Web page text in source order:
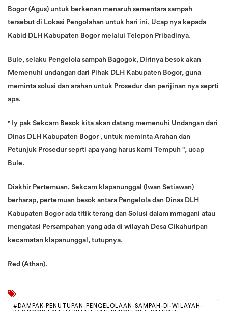
Bogor (Agus) untuk berkenan menaruh sementara sampah
tersebut di Lokasi Pengolahan untuk hari ini, Ucap nya kepada
Kabid DLH Kabupaten Bogor melalui Telepon Pribadinya.
Bule, selaku Pengelola sampah Bagogok, Dirinya besok akan
Memenuhi undangan dari Pihak DLH Kabupaten Bogor, guna
meminta solusi dan arahan untuk Prosedur dan perijinan nya seprti
apa.
" Iy pak Sekcam Besok kita akan datang memenuhi Undangan dari
Dinas DLH Kabupaten Bogor , untuk meminta Arahan dan
Petunjuk Prosedur seprti apa yang harus kami Tempuh ", ucap
Bule.
Diakhir Pertemuan, Sekcam klapanunggal (Iwan Setiawan)
berharap, pertemuan besok antara Pengelola dan Dinas DLH
Kabupaten Bogor ada titik terang dan Solusi dalam mrnagani atau
mengatasi Persampahan yang ada di wilayah Desa Cikahuripan
kecamatan klapanunggal, tutupnya.
Red (Athan).
#DAMPAK-PENUTUPAN-PENGELOLAAN-SAMPAH-DI-WILAYAH-